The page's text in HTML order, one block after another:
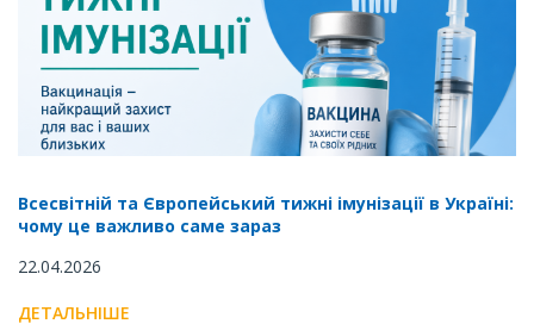
Всесвітній та Європейський тижні імунізації в Україні:
чому це важливо саме зараз
22.04.2026
ДЕТАЛЬНІШЕ